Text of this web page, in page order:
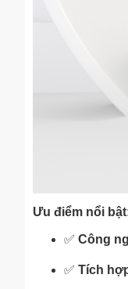
Ưu điểm nổi
✅ Công
✅ Tích